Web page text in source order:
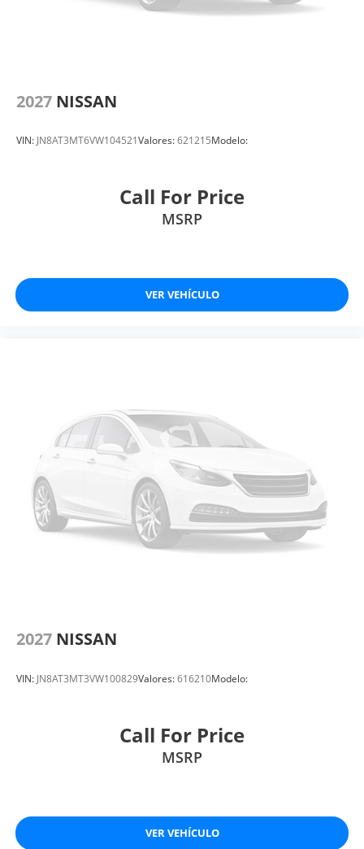
2027 NISSAN
VIN: JN8AT3MT6VW104521Valores:621215Modelo:
Call For Price
MSRP
VER VEHÍCULO
2027 NISSAN
VIN: JN8AT3MT3VW100829Valores:616210Modelo:
Call For Price
MSRP
VER VEHÍCULO